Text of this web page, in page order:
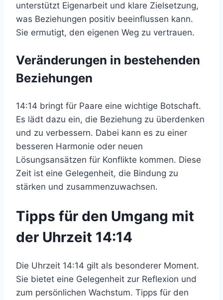
unterstützt Eigenarbeit und klare Zielsetzung,
was Beziehungen positiv beeinflussen kann.
Sie ermutigt, den eigenen Weg zu vertrauen.
Veränderungen in bestehenden
Beziehungen
14:14 bringt für Paare eine wichtige Botschaft.
Es lädt dazu ein, die Beziehung zu überdenken
und zu verbessern. Dabei kann es zu einer
besseren Harmonie oder neuen
Lösungsansätzen für Konflikte kommen. Diese
Zeit ist eine Gelegenheit, die Bindung zu
stärken und zusammenzuwachsen.
Tipps für den Umgang mit
der Uhrzeit 14:14
Die Uhrzeit 14:14 gilt als besonderer Moment.
Sie bietet eine Gelegenheit zur Reflexion und
zum persönlichen Wachstum. Tipps für den